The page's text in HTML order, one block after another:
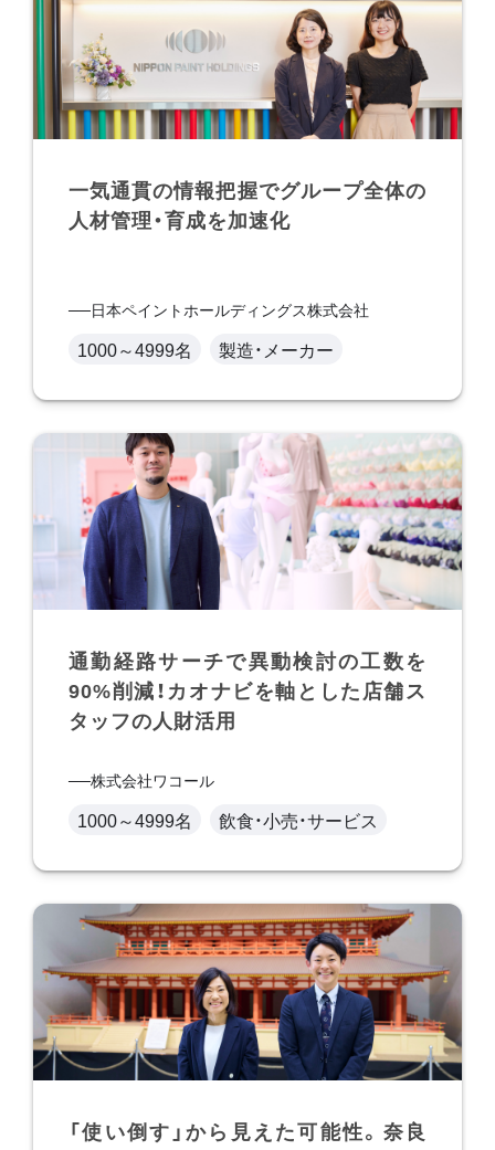
一気通貫の情報把握でグループ全体の
人材管理・育成を加速化
日本ペイントホールディングス株式会社
1000～4999名 製造・メーカー
通勤経路サーチで異動検討の工数を
90%削減！カオナビを軸とした店舗ス
タッフの人財活用
株式会社ワコール
1000～4999名 飲食・小売・サービス
「使い倒す」から見えた可能性。奈良